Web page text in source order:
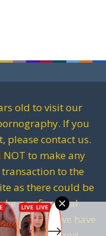
old to visit our
If you
please contact us.
to make any
to the
as there could be
any financial
risk and we have